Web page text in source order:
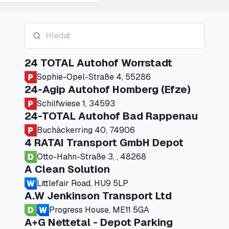
24 TOTAL Autohof Worrstadt
Sophie-Opel-Straße 4, 55286
24-Agip Autohof Homberg (Efze)
Schilfwiese 1, 34593
24-TOTAL Autohof Bad Rappenau
Buchäckerring 40, 74906
4 RATAI Transport GmbH Depot
Otto-Hahn-Straße 3, , 48268
A Clean Solution
Littlefair Road, HU9 5LP
A.W Jenkinson Transport Ltd
Progress House, ME11 5GA
A+G Nettetal - Depot Parking